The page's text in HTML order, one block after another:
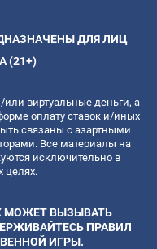
ДЛЯ ЛИЦ
(21+)
виртуальные деньги, а
оплату ставок и/иных
связаны с азартными
Все материалы на
исключительно в
целях.
МОЖЕТ ВЫЗЫВАТЬ
ПРАВИЛ
ИГРЫ.